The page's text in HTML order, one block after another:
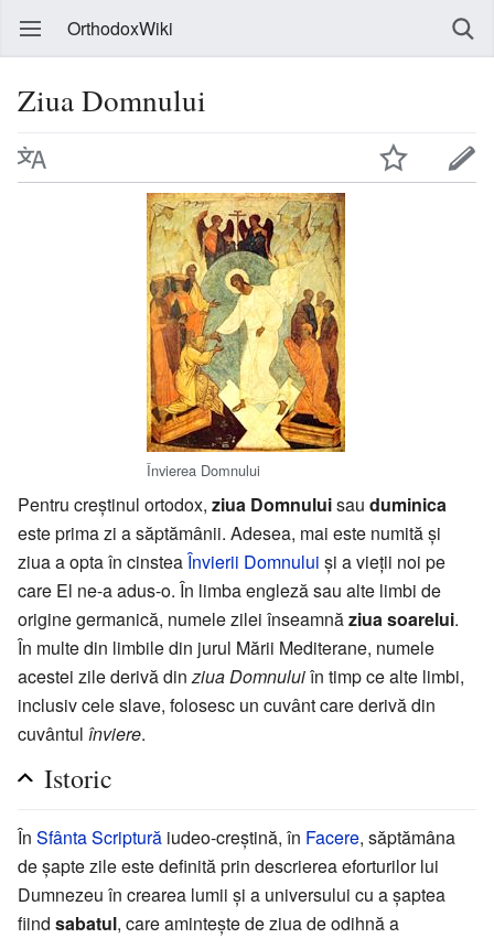
OrthodoxWiki
Ziua Domnului
Învierea Domnului
Pentru creștinul ortodox, ziua Domnuluisau duminica
este prima zi a săptămânii. Adesea, mai este numită și
ziua a opta în cinsteaÎnvierii Domnului și a vieții noi pe
care El ne-a adus-o. În limba engleză sau alte limbi de
origine germanică, numele zilei înseamnăziua soarelui.
În multe din limbile din jurul Mării Mediterane, numele
acestei zile derivă dinziua Domnuluiîn timp ce alte limbi,
inclusiv cele slave, folosesc un cuvânt care derivă din
cuvântul înviere.
Istoric
În Sfânta Scriptură iudeo-creștină, în Facere, săptămâna
de șapte zile este definită prin descrierea eforturilor lui
Dumnezeu în crearea lumii și a universului cu a șaptea
fiind sabatul, care amintește de ziua de odihnă a